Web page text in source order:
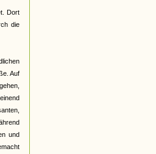
Dort
die
Auf
und